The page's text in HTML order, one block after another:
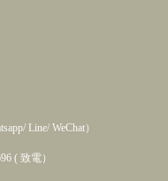
Line/ WeChat）
致電）